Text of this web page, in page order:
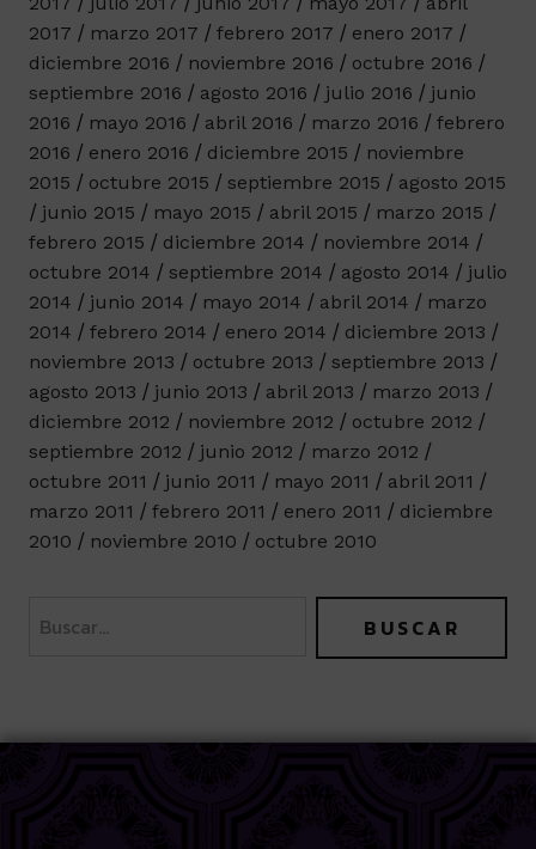
2017
marzo 2017 febrero 2017
enero 2017
diciembre 2016
noviembre 2016
octubre 2016
septiembre 2016
agosto 2016 julio 2016
junio
2016
mayo 2016 abril 2016 marzo 2016
febrero
2016
enero 2016 diciembre 2015
noviembre
2015
octubre 2015 septiembre 2015
agosto 2015
junio 2015
mayo 2015 abril 2015
marzo 2015
febrero 2015
diciembre 2014
noviembre 2014
octubre 2014
septiembre 2014 agosto 2014
julio
2014
junio 2014 mayo 2014 abril 2014
marzo
2014
febrero 2014 enero 2014
diciembre 2013
noviembre 2013
octubre 2013
septiembre 2013
agosto 2013
junio 2013 abril 2013
marzo 2013
diciembre 2012
noviembre 2012
octubre 2012
septiembre 2012
junio 2012
marzo 2012
octubre 2011
junio 2011 mayo 2011
abril 2011
marzo 2011
febrero 2011 enero 2011
diciembre
2010
noviembre 2010 octubre 2010